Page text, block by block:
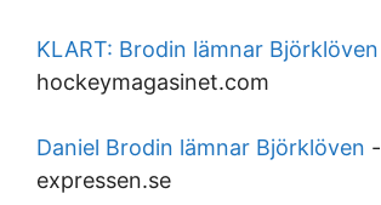
KLART: Brodin lämnar Björklöven
hockeymagasinet.com
Daniel Brodin lämnar Björklöven -
expressen.se